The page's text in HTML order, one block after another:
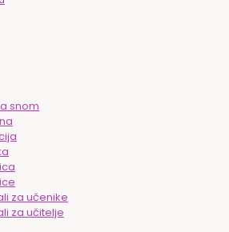
snom
za učenike
za učitelje